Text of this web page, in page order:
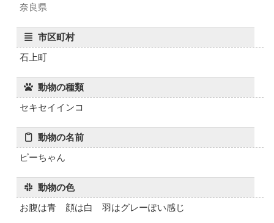
奈良県
市区町村
石上町
動物の種類
セキセイインコ
動物の名前
ピーちゃん
動物の色
お腹は青 顔は白 羽はグレーぽい感じ